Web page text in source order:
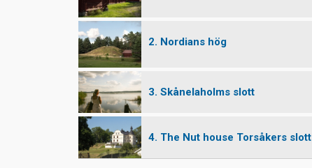
2. Nordians hög
3. Skånelaholms slott
4. The Nut house Torsåkers slott